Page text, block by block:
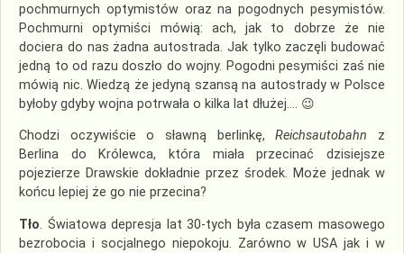
pochmurnych optymistów oraz na pogodnych pesymistów.
Pochmurni optymiści mówią: ach, jak to dobrze że nie
dociera do nas żadna autostrada. Jak tylko zaczęli budować
jedną to od razu doszło do wojny. Pogodni pesymiści zaś nie
mówią nic. Wiedzą że jedyną szansą na autostrady w Polsce
byłoby gdyby wojna potrwała o kilka lat dłużej…. 😉
Chodzi oczywiście o sławną berlinkę,Reichsautobahn z
Berlina do Królewca, która miała przecinać dzisiejsze
pojezierze Drawskie dokładnie przez środek. Może jednak w
końcu lepiej że go nie przecina?
Tło. Światowa depresja lat 30-tych była czasem masowego
bezrobocia i socjalnego niepokoju. Zarówno w USA jak i w